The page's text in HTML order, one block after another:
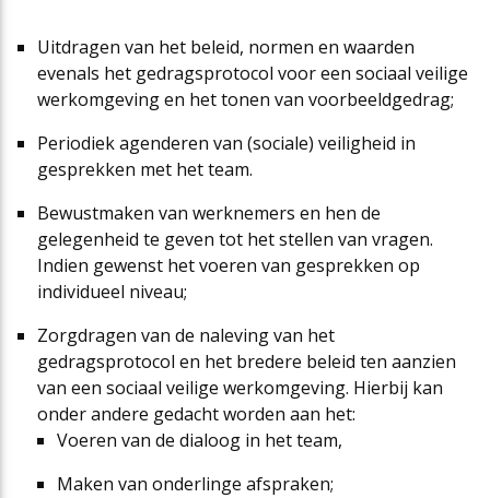
Uitdragen van het beleid, normen en waarden
evenals het gedragsprotocol voor een sociaal veilige
werkomgeving en het tonen van voorbeeldgedrag;
Periodiek agenderen van (sociale) veiligheid in
gesprekken met het team.
Bewustmaken van werknemers en hen de
gelegenheid te geven tot het stellen van vragen.
Indien gewenst het voeren van gesprekken op
individueel niveau;
Zorgdragen van de naleving van het
gedragsprotocol en het bredere beleid ten aanzien
van een sociaal veilige werkomgeving. Hierbij kan
onder andere gedacht worden aan het:
Voeren van de dialoog in het team,
Maken van onderlinge afspraken;